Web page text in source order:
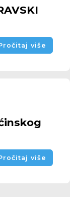
više
više